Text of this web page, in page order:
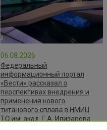
06.08.2026
Федеральный
информационный портал
«Вести» рассказал о
перспективах внедрения и
применения нового
титанового сплава в НМИЦ
ТО им. акад. Г.А. Илизарова